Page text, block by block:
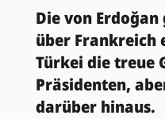
Die von
über Frankreich
Türkei die treue
Präsidenten,
darüber hinaus.